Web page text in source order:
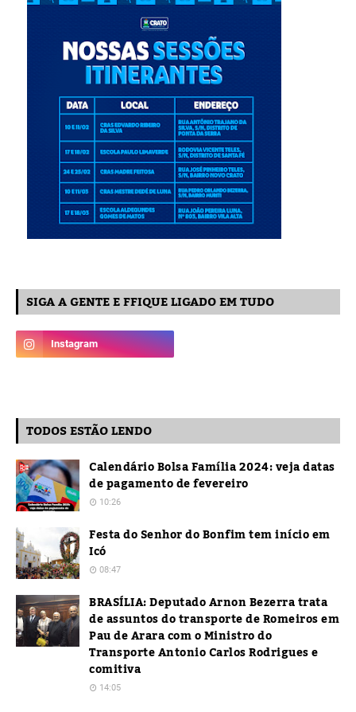
SIGA A GENTE E FFIQUE LIGADO EM TUDO
TODOS ESTÃO LENDO
Calendário Bolsa Família 2024: veja datas
de pagamento de fevereiro
10:26
Festa do Senhor do Bonfim tem início em
Icó
08:47
BRASÍLIA: Deputado Arnon Bezerra trata
de assuntos do transporte de Romeiros em
Pau de Arara com o Ministro do
Transporte Antonio Carlos Rodrigues e
comitiva
14:05